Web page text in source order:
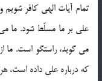
تمام آیات الهی کافر شویم
علی بر ما مسلّط شود. ما
می گوید، راستگو است. ما
که درباره علی داده است،